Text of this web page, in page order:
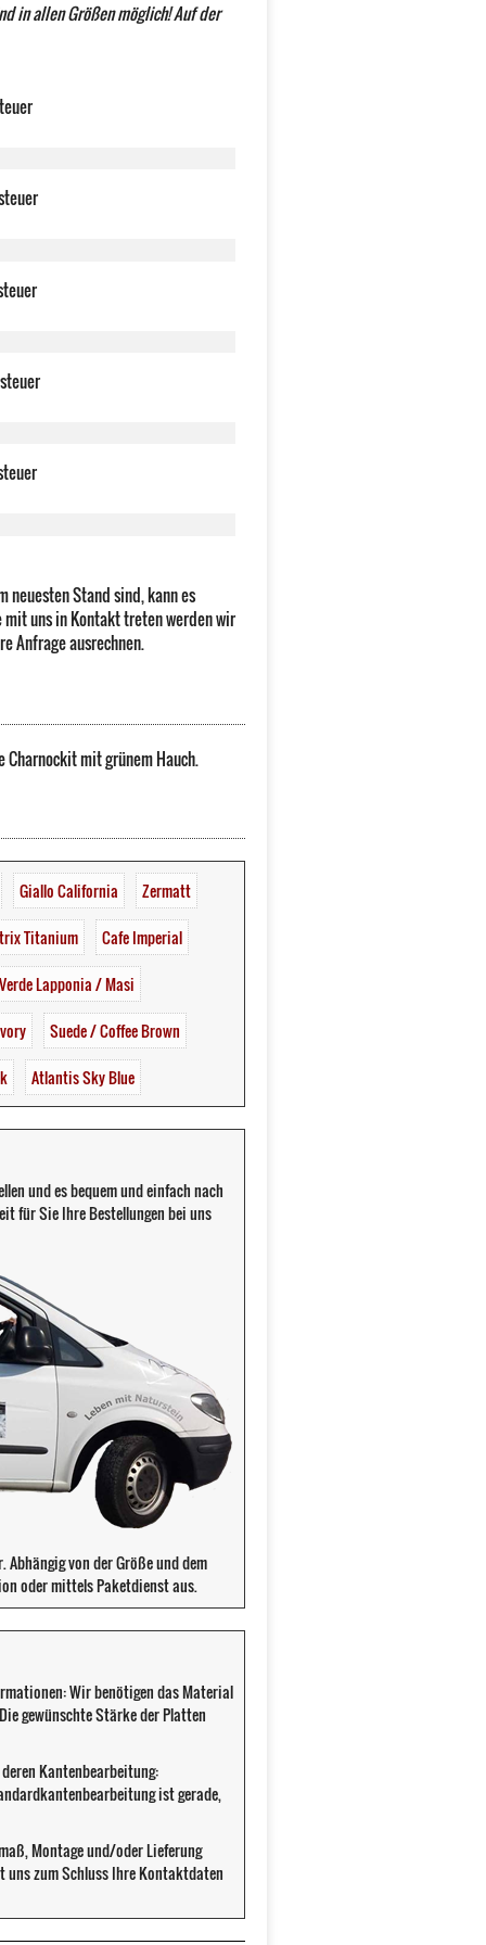
in allen Größen möglich! Auf der
neuesten Stand sind, kann es
uns in Kontakt treten werden wir
Anfrage ausrechnen.
mit grünem Hauch.
Giallo California Zermatt
Titanium Cafe Imperial
Verde Lapponia / Masi
Suede / Coffee Brown
Atlantis Sky Blue
und es bequem und einfach nach
für Sie Ihre Bestellungen bei uns
von der Größe und dem
oder mittels Paketdienst aus.
Wir benötigen das Material
gewünschte Stärke der Platten
Kantenbearbeitung:
ist gerade,
Montage und/oder Lieferung
uns zum Schluss Ihre Kontaktdaten